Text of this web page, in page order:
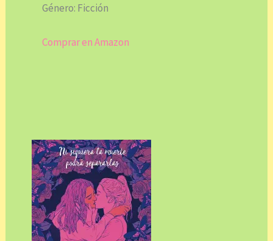
Género: Ficción
Comprar en Amazon